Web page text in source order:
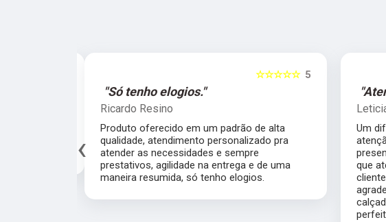
5
☆☆☆☆☆
"Só tenho elogios."
Ricardo Resino
Produto oferecido em um padrão de alta
qualidade, atendimento personalizado pra
atender as necessidades e sempre
prestativos, agilidade na entrega e de uma
maneira resumida, só tenho elogios.
Um
que
‹